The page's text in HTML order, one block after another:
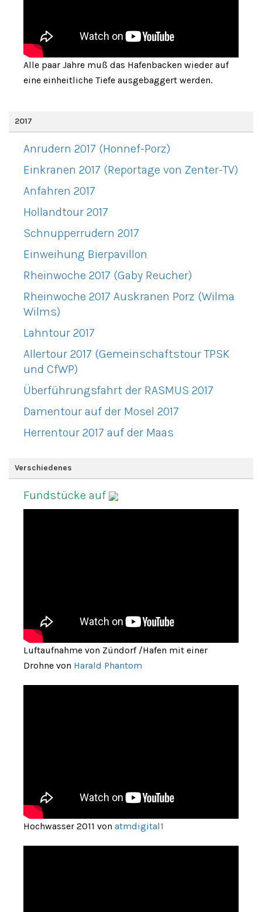
Alle paar Jahre muß das Hafenbacken wieder auf
eine einheitliche Tiefe ausgebaggert werden.
2017
Anrudern 2017 (Honnef-Porz)
Einkranen 2017 (Reportage von Zenter-TV)
Anfahren 2017
Hollandtour 2017
Schnupperrudern 2017
Einweihung Bierpavillon
Rheinwoche 2017 (Gaby Reucher)
Rheinwoche 2017 Auskranen Porz (Wilma
Wilms)
Lahntour 2017
Allertour 2017 (Gemeinschaftstour TPSK
und CfWP)
Überführungsfahrt der RASMUS 2017
Damentour auf der Mosel 2017
Herrentour 2017 auf der Maas
Verschiedenes
Fundstücke auf
Luftaufnahme von Zündorf /Hafen mit einer
Drohne von Harald Phantom
Hochwasser 2011 von atmdigital1